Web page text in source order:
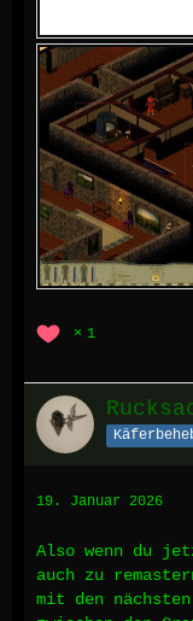
1
19. Januar 2026
Also wenn du
auch zu
mit den